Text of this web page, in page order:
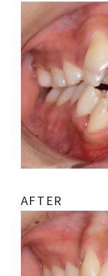
AFTER